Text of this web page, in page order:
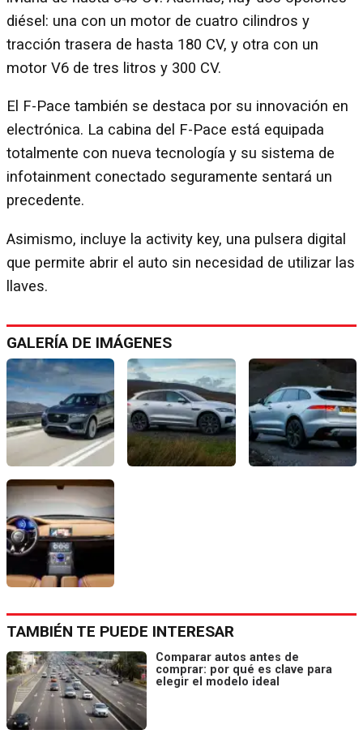
diésel: una con un motor de cuatro cilindros y
tracción trasera de hasta 180 CV, y otra con un
motor V6 de tres litros y 300 CV.
El F-Pace también se destaca por su innovación en
electrónica. La cabina del F-Pace está equipada
totalmente con nueva tecnología y su sistema de
infotainment conectado seguramente sentará un
precedente.
Asimismo, incluye la activity key, una pulsera digital
que permite abrir el auto sin necesidad de utilizar las
llaves.
GALERÍA DE IMÁGENES
TAMBIÉN TE PUEDE INTERESAR
Comparar autos antes de
comprar: por qué es clave para
elegir el modelo ideal